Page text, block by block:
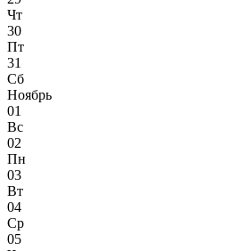
Чт
30
Пт
31
Сб
Ноябрь
01
Вс
02
Пн
03
Вт
04
Ср
05